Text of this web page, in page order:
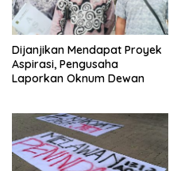
Dijanjikan Mendapat Proyek
Aspirasi, Pengusaha
Laporkan Oknum Dewan